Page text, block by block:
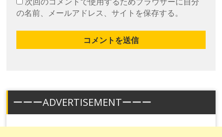
の名前、メールアドレス、サイトを保存する。
ーーーADVERTISEMENTーーー